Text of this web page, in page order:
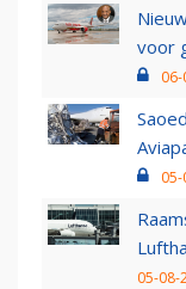
voor
05-08-